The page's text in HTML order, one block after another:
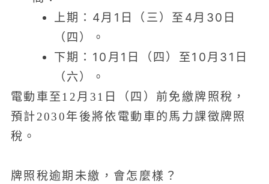
上期：4月1日（三）至4月30日
（四）。
下期：10月1日（四）至10月31日
（六）。
電動車至12月31日（四）前免繳牌照稅，
預計2030年後將依電動車的馬力課徵牌照
稅。
牌照稅逾期未繳，會怎麼樣？